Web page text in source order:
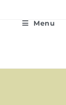
Menu